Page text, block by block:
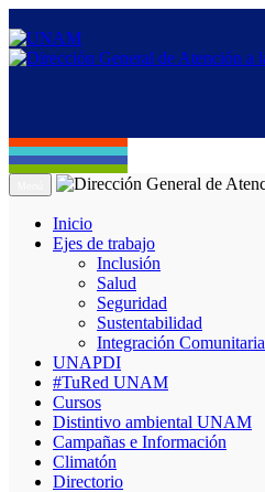
Inicio
Ejes de trabajo
Inclusión
Salud
Seguridad
Sustentabilidad
Integración Comunitaria
UNAPDI
#TuRed UNAM
Cursos
Distintivo ambiental UNAM
Campañas e Información
Climatón
Directorio